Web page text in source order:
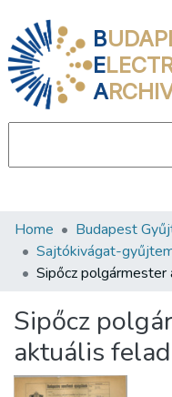
B
E
A
Communities &
All of DSpace
About us
Home Budapest
Sajtókivágat-
Sipőcz
aktuális